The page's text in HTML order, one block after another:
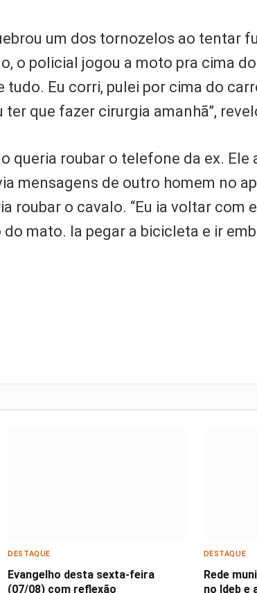
um dos tornozelos ao tentar
o policial jogou a moto pra cima
tudo. Eu corri, pulei por cima do
que fazer cirurgia amanhã”,
queria roubar o telefone da ex. Ele
mensagens de outro homem no
roubar o cavalo. “Eu ia voltar com
mato. Ia pegar a bicicleta e ir
DESTAQUE
Evangelho desta sexta-feira
(07/08) com reflexão
DESTAQUE
Rede
no Ideb e